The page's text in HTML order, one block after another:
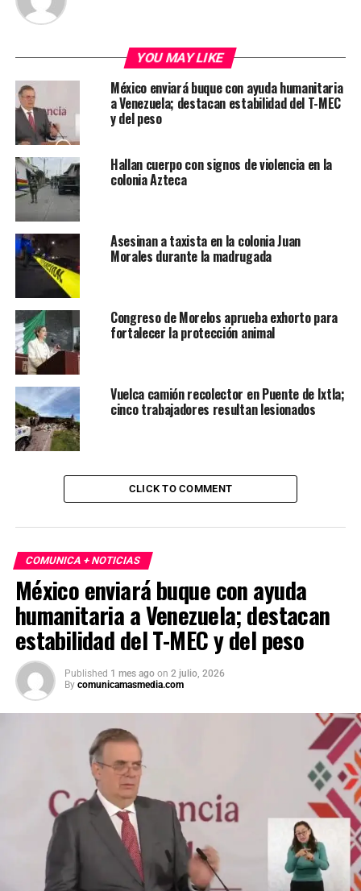
YOU MAY LIKE
México enviará buque con ayuda humanitaria
a Venezuela; destacan estabilidad del T-MEC
y del peso
Hallan cuerpo con signos de violencia en la
colonia Azteca
Asesinan a taxista en la colonia Juan
Morales durante la madrugada
Congreso de Morelos aprueba exhorto para
fortalecer la protección animal
Vuelca camión recolector en Puente de Ixtla;
cinco trabajadores resultan lesionados
CLICK TO COMMENT
COMUNICA + NOTICIAS
México enviará buque con ayuda
humanitaria a Venezuela; destacan
estabilidad del T-MEC y del peso
Published 1 mes ago on 2 julio, 2026
By comunicamasmedia.com